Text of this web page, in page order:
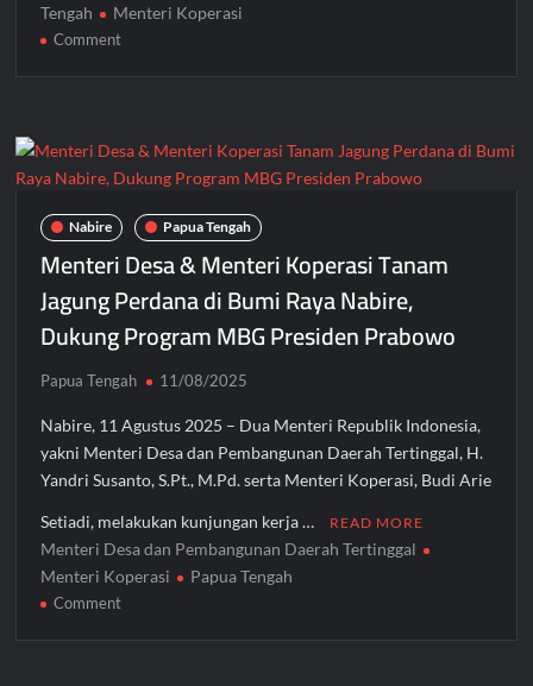
Tengah
Menteri Koperasi
Commenton
Arie
Apresiasi
Tengah
Sukses
Bentuk
1.200
Kopdes
Merah
Putih
Nabire Papua Tengah
Menteri Desa & Menteri Koperasi Tanam
Jagung Perdana di Bumi Raya Nabire,
Dukung Program MBG Presiden Prabowo
Papua Tengah 11/08/2025
Nabire, 11 Agustus 2025 – Dua Menteri Republik Indonesia,
yakni Menteri Desa dan Pembangunan Daerah Tertinggal, H.
Yandri Susanto, S.Pt., M.Pd. serta Menteri Koperasi, Budi Arie
Setiadi, melakukan kunjungan kerja … READ MORE
Menteri Desa dan Pembangunan Daerah Tertinggal
Menteri Koperasi
Papua Tengah
Commenton